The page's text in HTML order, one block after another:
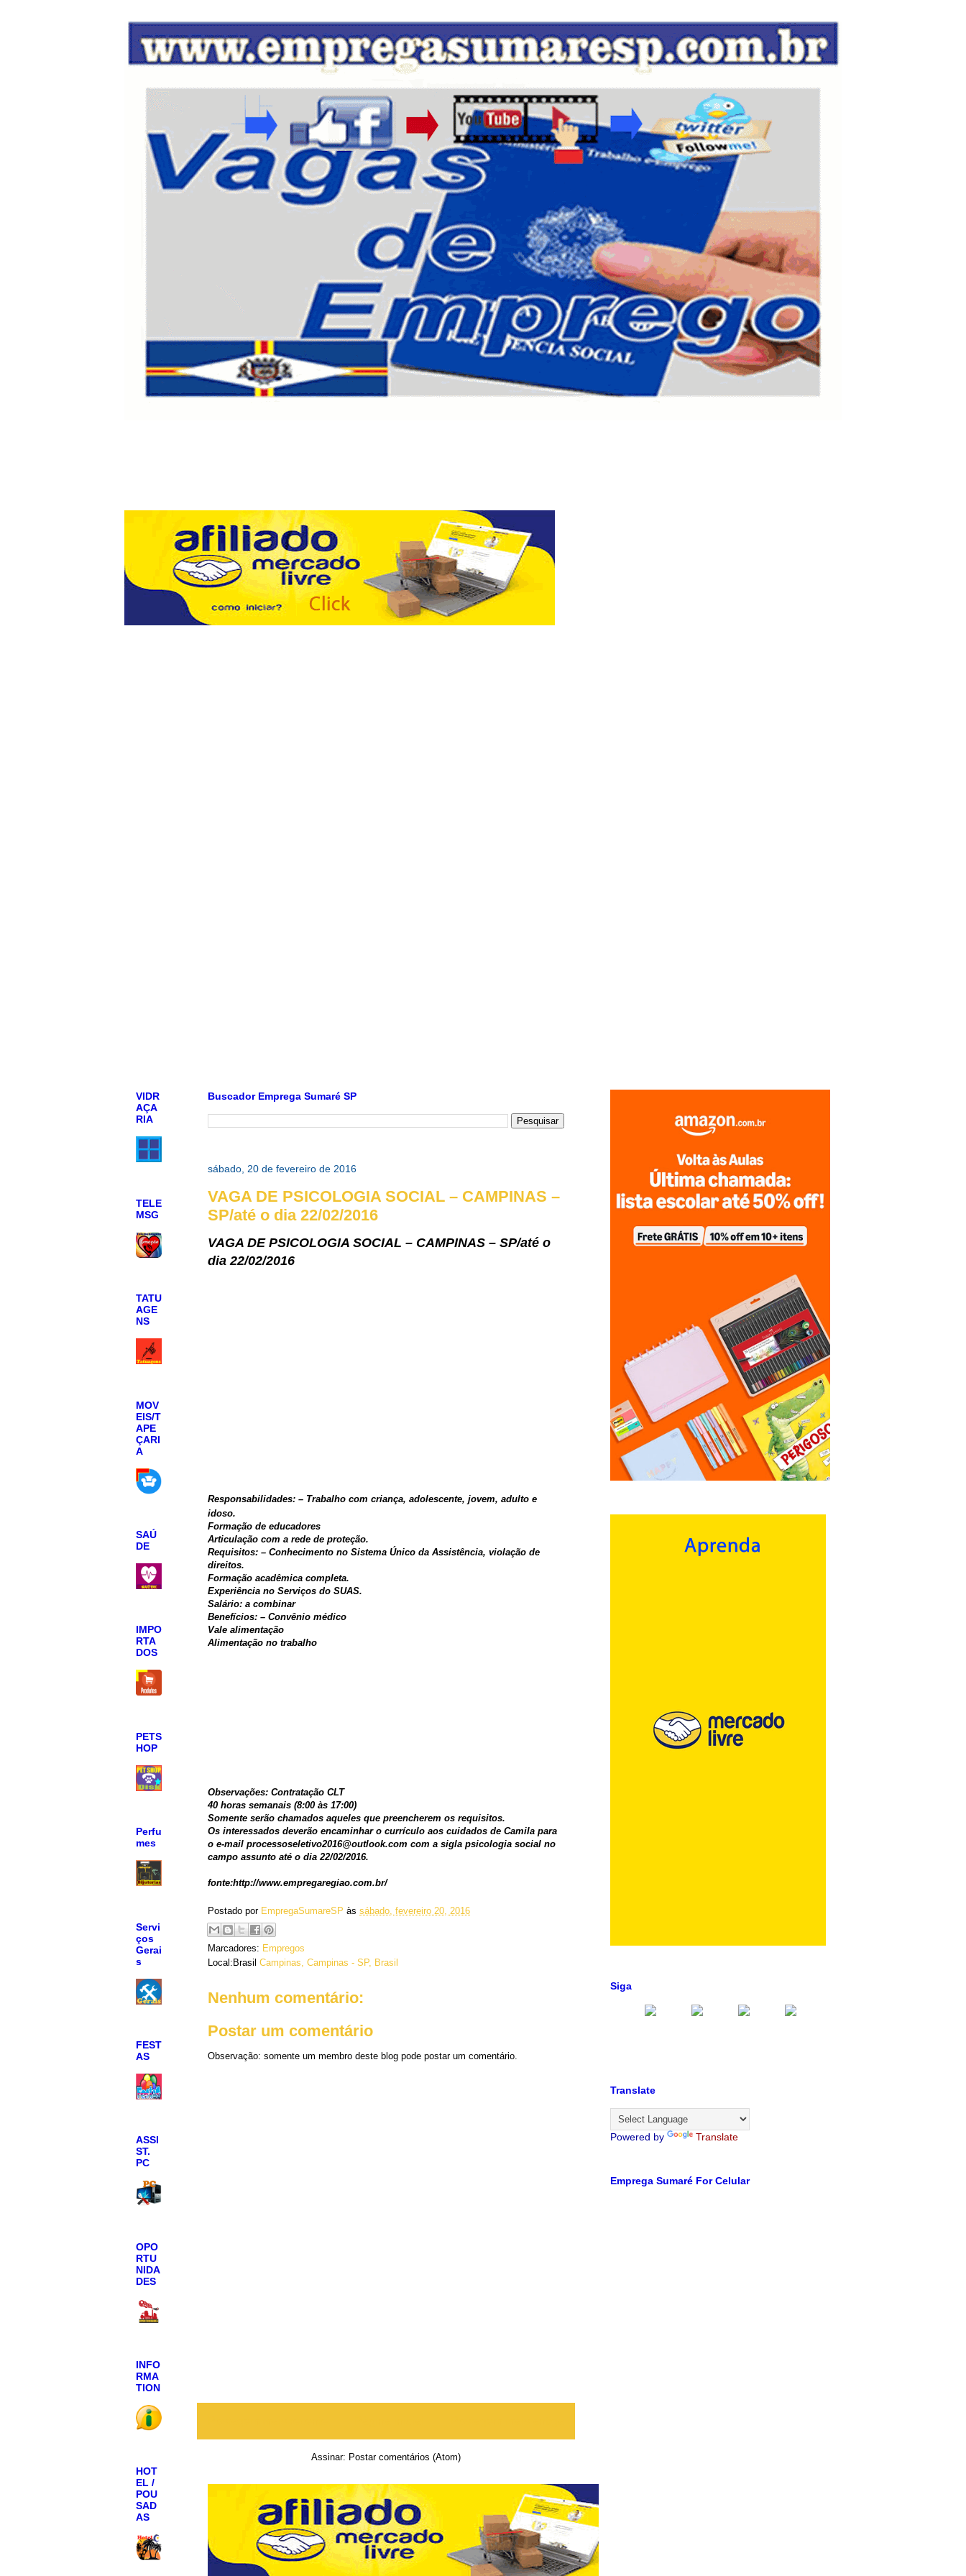
Buscador Emprega Sumaré SP
sábado, 20 de fevereiro de 2016
VAGA DE PSICOLOGIA SOCIAL – CAMPINAS –
SP/até o dia 22/02/2016
VAGA DE PSICOLOGIA SOCIAL – CAMPINAS – SP/até o
dia 22/02/2016
Responsabilidades: – Trabalho com criança, adolescente, jovem, adulto e
idoso.
Formação de educadores
Articulação com a rede de proteção.
Requisitos: – Conhecimento no Sistema Único da Assistência, violação de
direitos.
Formação acadêmica completa.
Experiência no Serviços do SUAS.
Salário: a combinar
Benefícios: – Convênio médico
Vale alimentação
Alimentação no trabalho
Observações: Contratação CLT
40 horas semanais (8:00 às 17:00)
Somente serão chamados aqueles que preencherem os requisitos.
Os interessados deverão encaminhar o currículo aos cuidados de Camila para
o e-mail processoseletivo2016@outlook.com com a sigla psicologia social no
campo assunto até o dia 22/02/2016.
fonte:http://www.empregaregiao.com.br/
Postado por EmpregaSumareSP às sábado, fevereiro 20, 2016
Marcadores: Empregos
Local:Brasil Campinas, Campinas - SP, Brasil
Nenhum comentário:
Postar um comentário
Observação: somente um membro deste blog pode postar um comentário.
Assinar: Postar comentários (Atom)
VIDR
AÇA
RIA
TELE
MSG
TATU
AGE
NS
MOV
EIS/T
APE
ÇARI
A
SAÚ
DE
IMPO
RTA
DOS
PETS
HOP
Perfu
mes
Servi
ços
Gerai
s
FEST
AS
ASSI
ST.
PC
OPO
RTU
NIDA
DES
INFO
RMA
TION
HOT
EL /
POU
SAD
AS
Siga
Translate
Powered by Translate
Emprega Sumaré For Celular